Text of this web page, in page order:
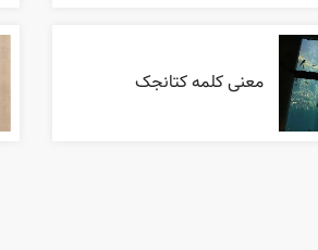
معنی کلمه کتانجک